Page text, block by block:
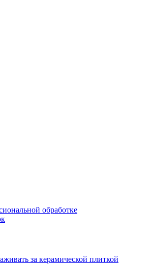
обработке
за керамической плиткой